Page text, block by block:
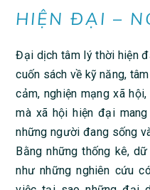
HIỆN ĐẠI –
Đại dịch tâm lý thời hiện
cuốn sách về kỹ năng,
cảm, nghiện mạng xã
mà xã hội hiện đại
những người đang sống
Bằng những thống kê,
như những nghiên cứu